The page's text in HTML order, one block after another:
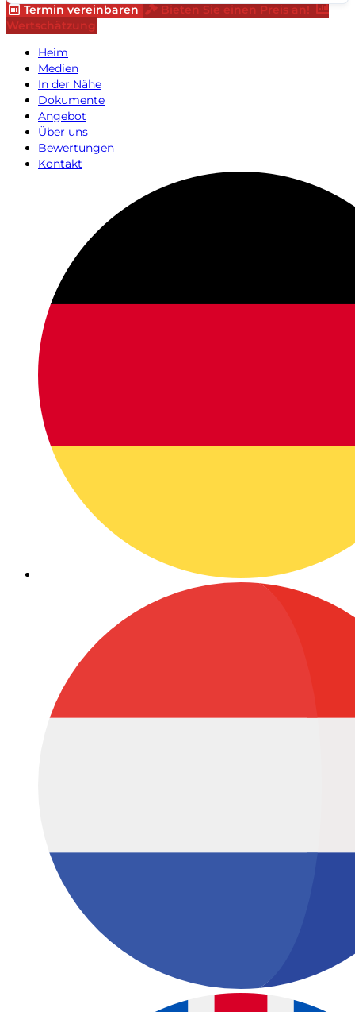
Termin vereinbaren
Bieten Sie einen Preis an!
Wertschätzung
Heim
Medien
In der Nähe
Dokumente
Angebot
Über uns
Bewertungen
Kontakt